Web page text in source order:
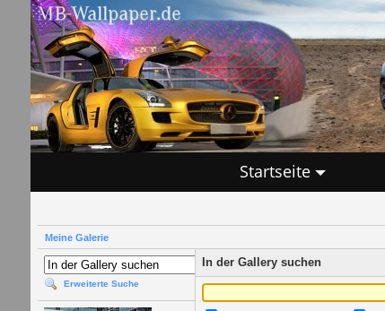
Startseite
Meine Galerie
Erweiterte Suche
In der Gallery suchen